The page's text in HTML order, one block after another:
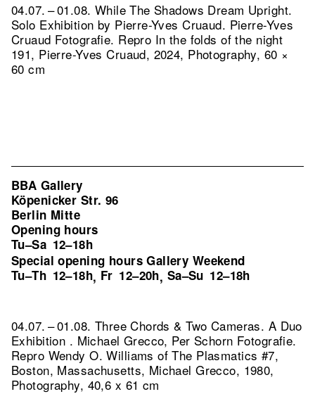
04.07. – 01.08. While The Shadows Dream Upright.
Solo Exhibition by Pierre-Yves Cruaud. Pierre-Yves
Cruaud Fotografie. Repro In the folds of the night
191, Pierre-Yves Cruaud, 2024, Photography, 60 ×
60 cm
BBA Gallery
Köpenicker Str. 96
Berlin Mitte
Opening hours
Tu–Sa 12–18h
Special opening hours Gallery Weekend
Tu–Th 12–18h, Fr 12–20h, Sa–Su 12–18h
04.07. – 01.08. Three Chords & Two Cameras. A Duo
Exhibition . Michael Grecco, Per Schorn Fotografie.
Repro Wendy O. Williams of The Plasmatics #7,
Boston, Massachusetts, Michael Grecco, 1980,
Photography, 40,6 x 61 cm